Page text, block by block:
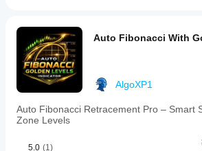
Przebicie poziomu
Zmienność
Zakres otwarcia sesji
Auto Fibonacci With
AlgoXP1
Auto Fibonacci Retracement Pro – Smart
Zone Levels
5.0 (1)